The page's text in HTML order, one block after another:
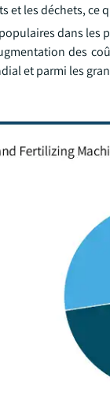
les déchets, ce
dans
des
et parmi les